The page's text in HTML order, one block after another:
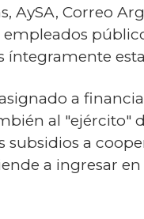
AySA, Correo
íntegramente
a
al
a
a ingresar